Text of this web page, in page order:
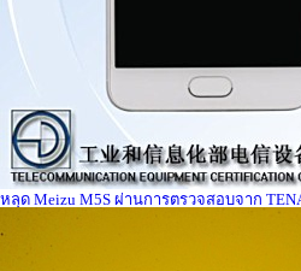
หลุด Meizu M5S ผ่านการตรวจสอบจาก